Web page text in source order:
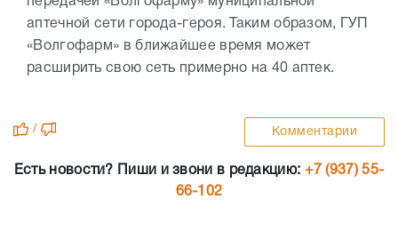
аптечной сети города-героя. Таким образом, ГУП
«Волгофарм» в ближайшее время может
расширить свою сеть примерно на 40 аптек.
/ Комментарии
Есть новости? Пиши и звони в редакцию: +7 (937) 55-
66-102